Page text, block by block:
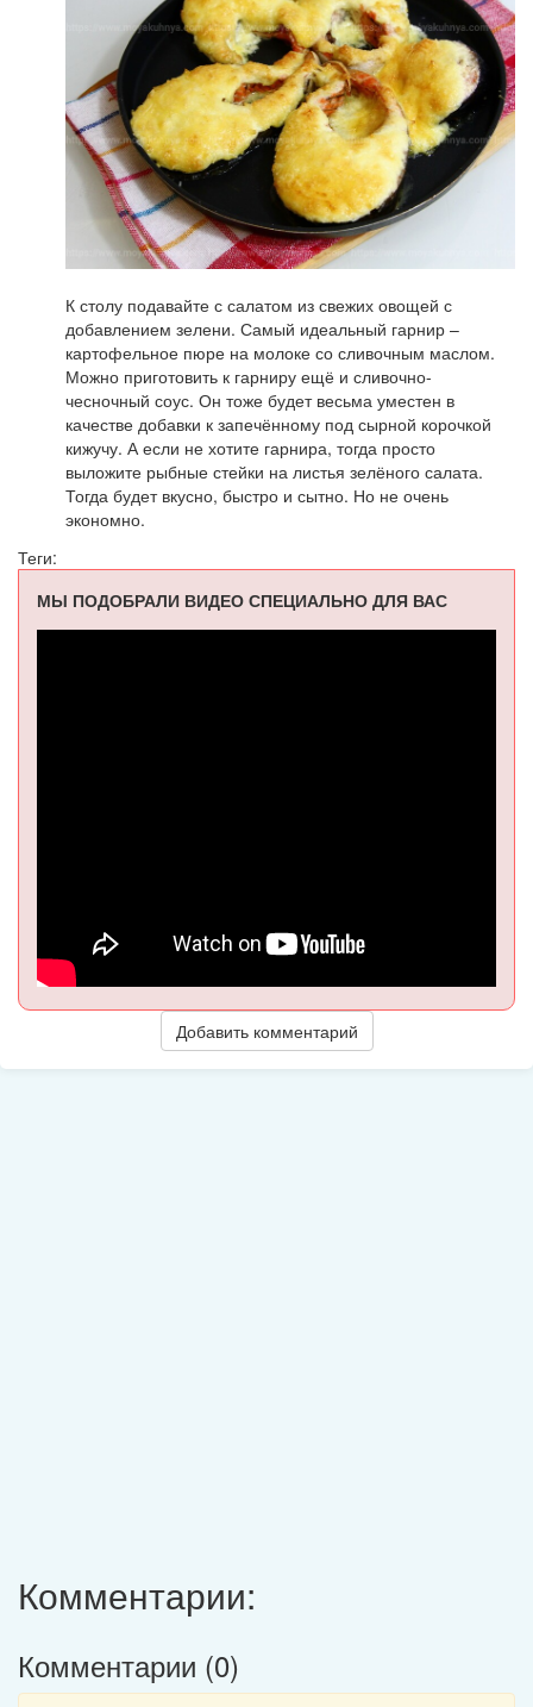
К столу подавайте с салатом из свежих овощей с
добавлением зелени. Самый идеальный гарнир –
картофельное пюре на молоке со сливочным маслом.
Можно приготовить к гарниру ещё и сливочно-
чесночный соус. Он тоже будет весьма уместен в
качестве добавки к запечённому под сырной корочкой
кижучу. А если не хотите гарнира, тогда просто
выложите рыбные стейки на листья зелёного салата.
Тогда будет вкусно, быстро и сытно. Но не очень
экономно.
Теги:
МЫ ПОДОБРАЛИ ВИДЕО СПЕЦИАЛЬНО ДЛЯ ВАС
Добавить комментарий
Комментарии:
Комментарии (0)